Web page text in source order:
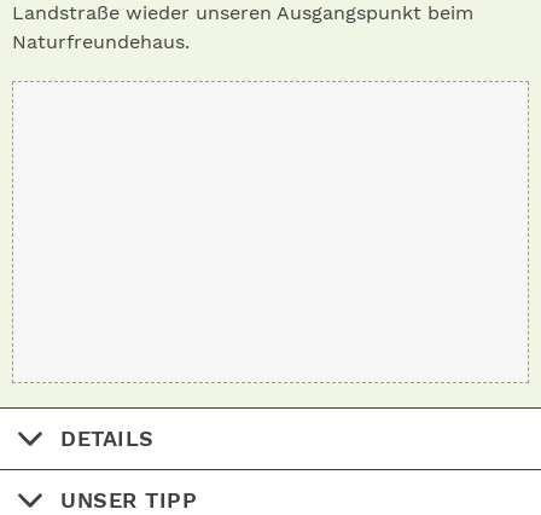
Landstraße wieder unseren Ausgangspunkt beim
Naturfreundehaus.
DETAILS
UNSER TIPP